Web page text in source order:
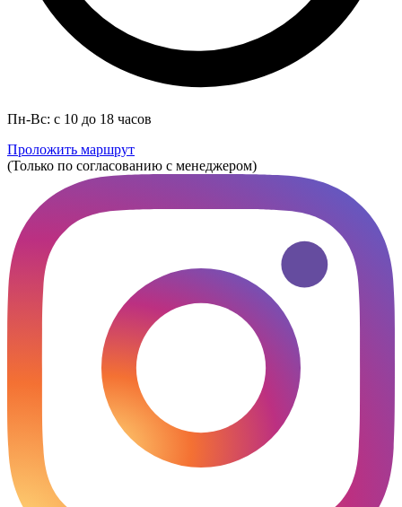
Пн-Вс: с 10 до 18 часов
Проложить маршрут
(Только по согласованию с менеджером)